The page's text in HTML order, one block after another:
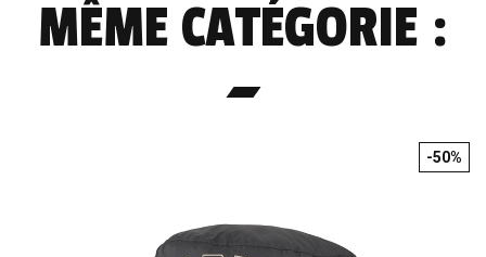
MÊME CATÉGORIE :
-50%